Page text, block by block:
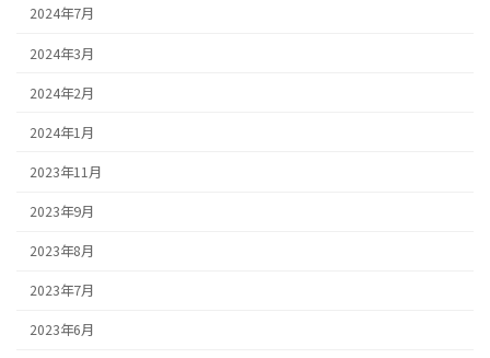
2024年7月
2024年3月
2024年2月
2024年1月
2023年11月
2023年9月
2023年8月
2023年7月
2023年6月